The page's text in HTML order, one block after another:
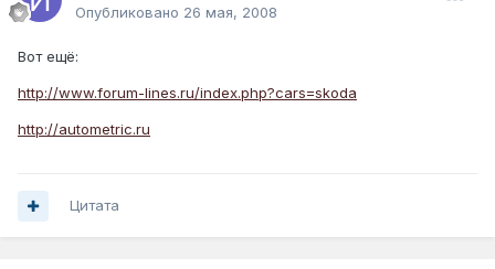
Опубликовано 26 мая, 2008
Вот ещё:
http://www.forum-lines.ru/index.php?cars=skoda
http://autometric.ru
Цитата